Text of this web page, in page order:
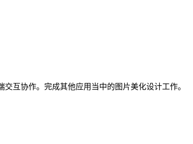
互协作。完成其他应用当中的图片美化设计工作。